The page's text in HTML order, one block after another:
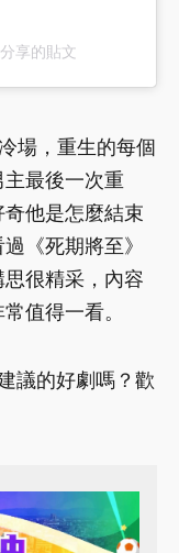
享的貼文
場，重生的每個
最後一次重
他是怎麼結束
《死期將至》
很精采，內容
值得一看。
議的好劇嗎？歡